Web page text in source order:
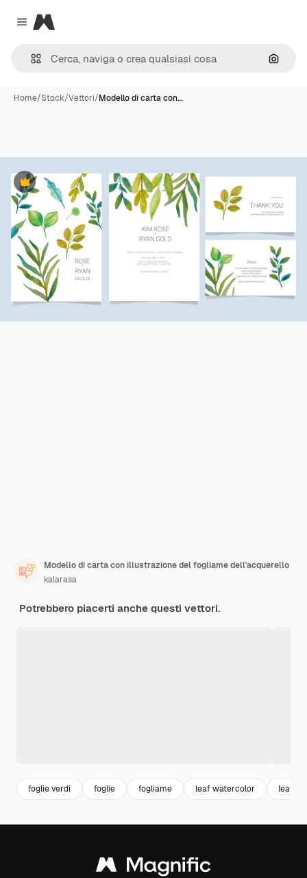
Close menu
Magnific
Cerca
Home/Stock/Vettori/Modello di carta con…
Premium
Modello di carta con illustrazione del fogliame dell'acquerello
kalarasa
Potrebbero piacerti anche questi vettori.
foglie verdi foglie fogliame leaf watercolor leaf